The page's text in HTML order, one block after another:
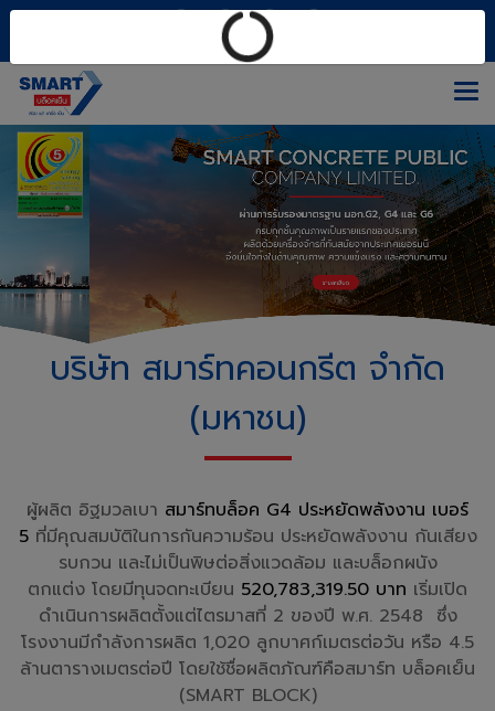
บริษัท สมาร์ทคอนกรีต จำกัด
(มหาชน)
ผู้ผลิต อิฐมวลเบา สมาร์ทบล็อค G4 ประหยัดพลังงาน เบอร์
5ที่มีคุณสมบัติในการกันความร้อน ประหยัดพลังงาน กันเสียง
รบกวน และไม่เป็นพิษต่อสิ่งแวดล้อม และบล็อกผนัง
ตกแต่ง โดยมีทุนจดทะเบียน 520,783,319.50 บาท เริ่มเปิด
ดำเนินการผลิตตั้งแต่ไตรมาสที่ 2 ของปี พ.ศ. 2548 ซึ่ง
โรงงานมีกำลังการผลิต 1,020 ลูกบาศก์เมตรต่อวัน หรือ 4.5
ล้านตารางเมตรต่อปี โดยใช้ชื่อผลิตภัณฑ์คือสมาร์ท บล็อคเย็น
(SMART BLOCK)